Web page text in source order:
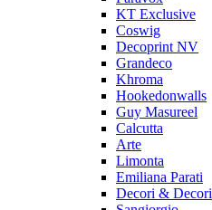
KT Exclusive
Coswig
Decoprint NV
Grandeco
Khroma
Hookedonwalls
Guy Masureel
Calcutta
Arte
Limonta
Emiliana Parati
Decori & Decori